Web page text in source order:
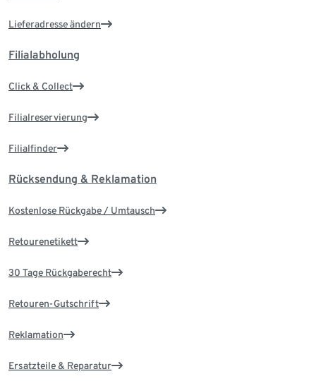
Lieferadresse ändern
Filialabholung
Click & Collect
Filialreservierung
Filialfinder
Rücksendung & Reklamation
Kostenlose Rückgabe / Umtausch
Retourenetikett
30 Tage Rückgaberecht
Retouren-Gutschrift
Reklamation
Ersatzteile & Reparatur